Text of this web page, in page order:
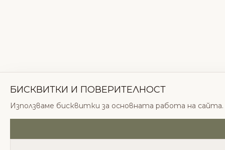
БИСКВИТКИ И ПОВЕРИТЕЛНОСТ
Използваме бисквитки за основната работа на